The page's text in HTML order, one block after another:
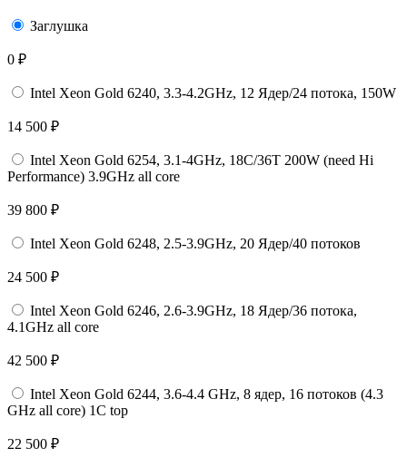
Заглушка
0 ₽
Intel Xeon Gold 6240, 3.3-4.2GHz, 12 Ядер/24 потока, 150W
14 500 ₽
Intel Xeon Gold 6254, 3.1-4GHz, 18C/36T 200W (need Hi
Performance) 3.9GHz all core
39 800 ₽
Intel Xeon Gold 6248, 2.5-3.9GHz, 20 Ядер/40 потоков
24 500 ₽
Intel Xeon Gold 6246, 2.6-3.9GHz, 18 Ядер/36 потока,
4.1GHz all core
42 500 ₽
Intel Xeon Gold 6244, 3.6-4.4 GHz, 8 ядер, 16 потоков (4.3
GHz all core) 1С top
22 500 ₽